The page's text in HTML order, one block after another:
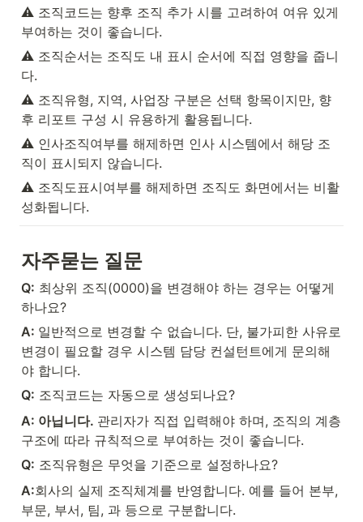
⚠️ 조직코드는 향후 조직 추가 시를 고려하여 여유 있게
부여하는 것이 좋습니다.
⚠️ 조직순서는 조직도 내 표시 순서에 직접 영향을 줍니
다.
⚠️ 조직유형, 지역, 사업장 구분은 선택 항목이지만, 향
후 리포트 구성 시 유용하게 활용됩니다.
⚠️ 인사조직여부를 해제하면 인사 시스템에서 해당 조
직이 표시되지 않습니다.
⚠️ 조직도표시여부를 해제하면 조직도 화면에서는 비활
성화됩니다.
자주묻는 질문
Q: 최상위 조직(0000)을 변경해야 하는 경우는 어떻게
하나요?
A: 일반적으로 변경할 수 없습니다. 단, 불가피한 사유로
변경이 필요할 경우 시스템 담당 컨설턴트에게 문의해
야 합니다.
Q: 조직코드는 자동으로 생성되나요?
A: 아닙니다. 관리자가 직접 입력해야 하며, 조직의 계층
구조에 따라 규칙적으로 부여하는 것이 좋습니다.
Q: 조직유형은 무엇을 기준으로 설정하나요?
A:회사의 실제 조직체계를 반영합니다. 예를 들어 본부,
부문, 부서, 팀, 과 등으로 구분합니다.